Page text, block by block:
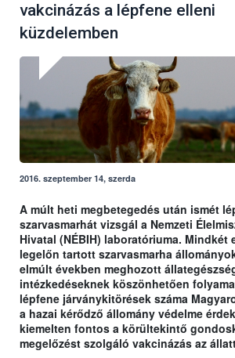
vakcinázás a lépfene elleni
küzdelemben
2016. szeptember 14, szerda
A múlt heti megbetegedés után ismét
szarvasmarhát vizsgál a Nemzeti
Hivatal (NÉBIH) laboratóriuma. Mindkét
legelőn tartott szarvasmarha
elmúlt években meghozott
intézkedéseknek köszönhetően
lépfene járványkitörések száma
a hazai kérődző állomány védelme
kiemelten fontos a körültekintő
megelőzést szolgáló vakcinázás az